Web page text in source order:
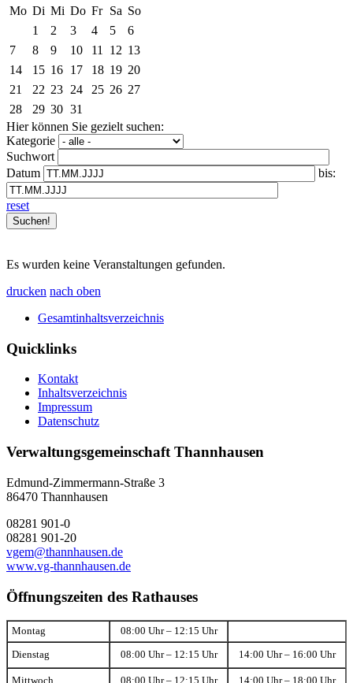
Mo Di Mi Do Fr Sa So
1
2 3 4 5
6
7
8 9 10 11 12 13
14
15 16 17 18 19 20
21
22 23 24 25 26 27
28
29 30 31
Hier können Sie gezielt suchen:
Kategorie
Suchwort
Datum
bis:
reset
Es wurden keine Veranstaltungen gefunden.
drucken nach oben
Gesamtinhaltsverzeichnis
Quicklinks
Kontakt
Inhaltsverzeichnis
Impressum
Datenschutz
Verwaltungsgemeinschaft Thannhausen
Edmund-Zimmermann-Straße 3
86470 Thannhausen
08281 901-0
08281 901-20
vgem@thannhausen.de
www.vg-thannhausen.de
Öffnungszeiten des Rathauses
Montag 08:00 Uhr – 12:15 Uhr
Dienstag 08:00 Uhr – 12:15 Uhr 14:00 Uhr – 16:00 Uhr